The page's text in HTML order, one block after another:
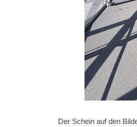
Der Schein auf den